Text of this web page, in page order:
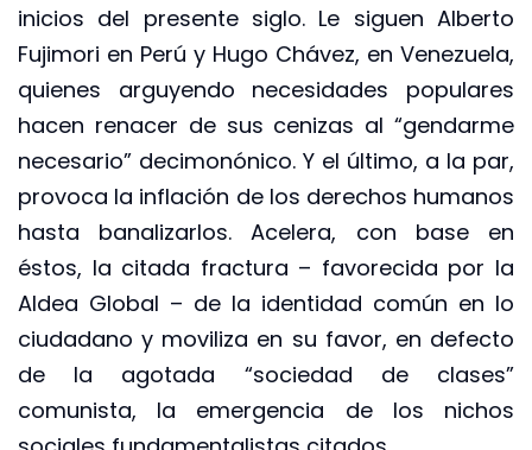
inicios del presente siglo. Le siguen Alberto
Fujimori en Perú y Hugo Chávez, en Venezuela,
quienes arguyendo necesidades populares
hacen renacer de sus cenizas al “gendarme
necesario” decimonónico. Y el último, a la par,
provoca la inflación de los derechos humanos
hasta banalizarlos. Acelera, con base en
éstos, la citada fractura – favorecida por la
Aldea Global – de la identidad común en lo
ciudadano y moviliza en su favor, en defecto
de la agotada “sociedad de clases”
comunista, la emergencia de los nichos